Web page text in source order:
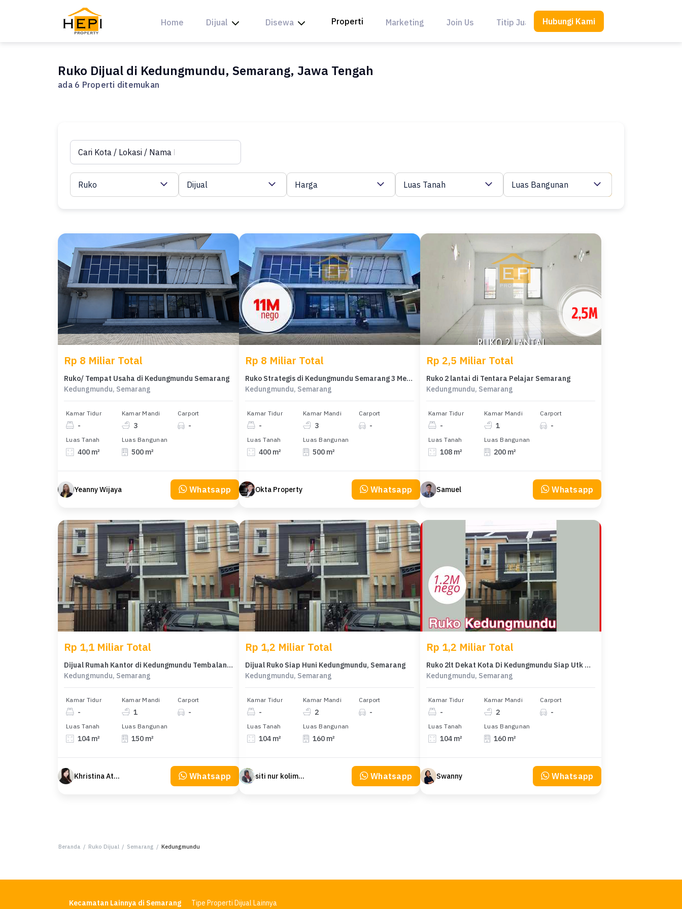
Home Dijual Disewa Properti Marketing Join Us Titip Jual Hubungi Kami
Ruko Dijual di Kedungmundu, Semarang, Jawa Tengah
ada 6 Properti ditemukan
Ruko Dijual Harga Luas Tanah Luas Bangunan
Rp 8 Miliar Total
Ruko/ Tempat Usaha di Kedungmundu Semarang
Kedungmundu, Semarang
Kamar Tidur
-
Kamar Mandi
3
Carport
-
Luas Tanah
400 m²
Luas Bangunan
500 m²
Yeanny Wijaya Whatsapp
Rp 8 Miliar Total
Ruko Strategis di Kedungmundu Semarang 3 Menit ke Javamall
Kedungmundu, Semarang
Kamar Tidur
-
Kamar Mandi
3
Carport
-
Luas Tanah
400 m²
Luas Bangunan
500 m²
Okta Property Whatsapp
Rp 2,5 Miliar Total
Ruko 2 lantai di Tentara Pelajar Semarang
Kedungmundu, Semarang
Kamar Tidur
-
Kamar Mandi
1
Carport
-
Luas Tanah
108 m²
Luas Bangunan
200 m²
Samuel Whatsapp
Rp 1,1 Miliar Total
Dijual Rumah Kantor di Kedungmundu Tembalang Semarang
Kedungmundu, Semarang
Kamar Tidur
-
Kamar Mandi
1
Carport
-
Luas Tanah
104 m²
Luas Bangunan
150 m²
Khristina Atmodjo Whatsapp
Rp 1,2 Miliar Total
Dijual Ruko Siap Huni Kedungmundu, Semarang
Kedungmundu, Semarang
Kamar Tidur
-
Kamar Mandi
2
Carport
-
Luas Tanah
104 m²
Luas Bangunan
160 m²
siti nur kolimah Whatsapp
Rp 1,2 Miliar Total
Ruko 2lt Dekat Kota Di Kedungmundu Siap Utk Usaha
Kedungmundu, Semarang
Kamar Tidur
-
Kamar Mandi
2
Carport
-
Luas Tanah
104 m²
Luas Bangunan
160 m²
Swanny Whatsapp
Beranda / Ruko Dijual / Semarang / Kedungmundu
Kecamatan Lainnya di Semarang Tipe Properti Dijual Lainnya